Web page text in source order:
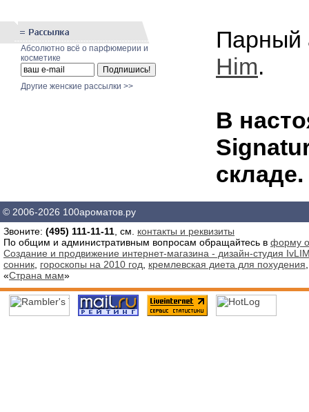
Абсолютно всё о парфюмерии и
косметике
Другие женские рассылки >>
Парный
Him.
В
складе.
© 2006-2026 100ароматов.ру
Звоните: (495) 111-11-11 , см. контакты и реквизиты
По общим и административным вопросам обращайтесь в форму
Создание и продвижение интернет-магазина - дизайн-студия
сонник гороскопы на 2010 год кремлевская диета для похудения
«Страна мам»